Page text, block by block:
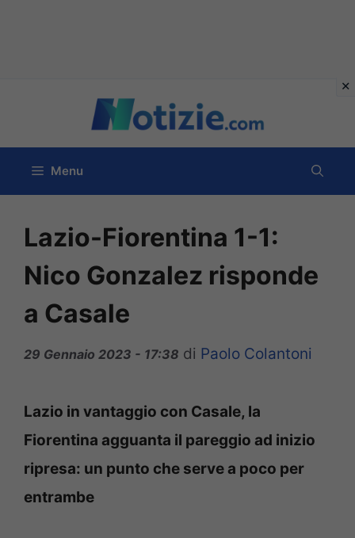
contenuto
Menu
Lazio-Fiorentina 1-1:
Nico Gonzalez risponde
a Casale
29 Gennaio 2023 - 17:38 di Paolo Colantoni
Lazio in vantaggio con Casale, la
Fiorentina agguanta il pareggio ad inizio
ripresa: un punto che serve a poco per
entrambe